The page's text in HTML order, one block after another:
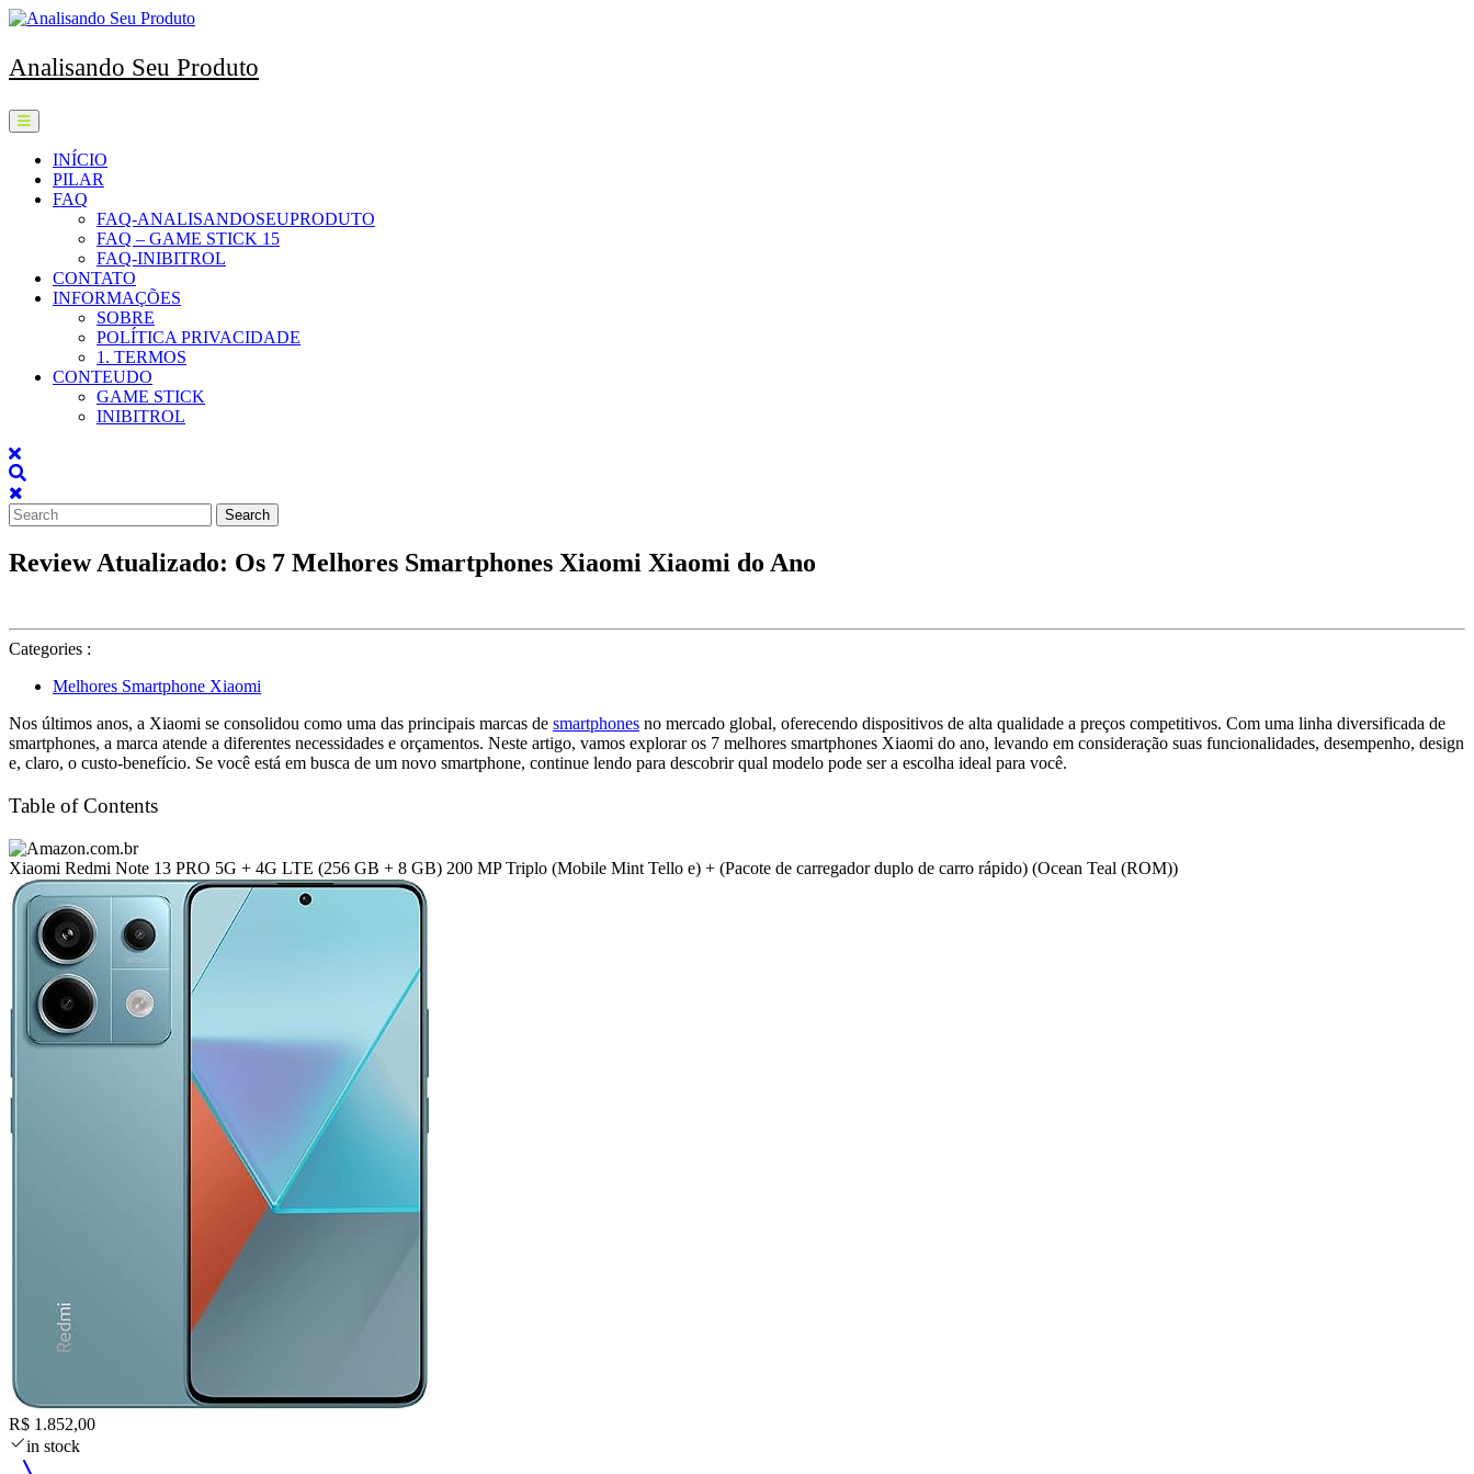
Skip
content
Analisando Seu Produto
Open
Menu
INÍCIO
PILAR
FAQ
FAQ-ANALISANDOSEUPRODUTO
FAQ – GAME STICK 15
FAQ-INIBITROL
CONTATO
INFORMAÇÕES
SOBRE
POLÍTICA PRIVACIDADE
1. TERMOS
CONTEUDO
GAME STICK
INIBITROL
Close
Menu
Search
for:
Review Atualizado: Os 7 Melhores Smartphones Xiaomi Xiaomi do Ano
Categories :
Melhores Smartphone Xiaomi
Nos últimos anos, a Xiaomi se consolidou como uma das principais marcas de smartphones no mercado global, oferecendo dispositivos de alta qualidade a preços competitivos. Com uma linha diversificada de
smartphones, a marca atende a diferentes necessidades e orçamentos. Neste artigo, vamos explorar os 7 melhores smartphones Xiaomi do ano, levando em consideração suas funcionalidades, desempenho, design
e, claro, o custo-benefício. Se você está em busca de um novo smartphone, continue lendo para descobrir qual modelo pode ser a escolha ideal para você.
Table of Contents
Xiaomi Redmi Note 13 PRO 5G + 4G LTE (256 GB + 8 GB) 200 MP Triplo (Mobile Mint Tello e) + (Pacote de carregador duplo de carro rápido) (Ocean Teal (ROM))
R$ 1.852,00
in stock